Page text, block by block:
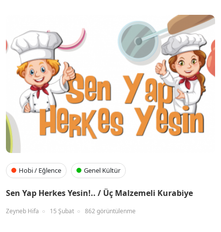
Hobi / Eğlence Genel Kültür
Sen Yap Herkes Yesin!.. / Üç Malzemeli Kurabiye
Zeyneb Hifa 15 Şubat 862 görüntülenme